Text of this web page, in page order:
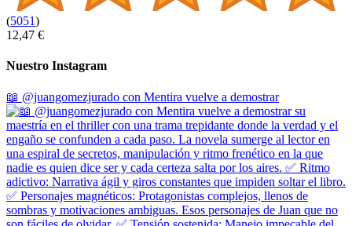
(5051)
12,47 €
Nuestro Instagram
📖 @juangomezjurado con Mentira vuelve a demostrar